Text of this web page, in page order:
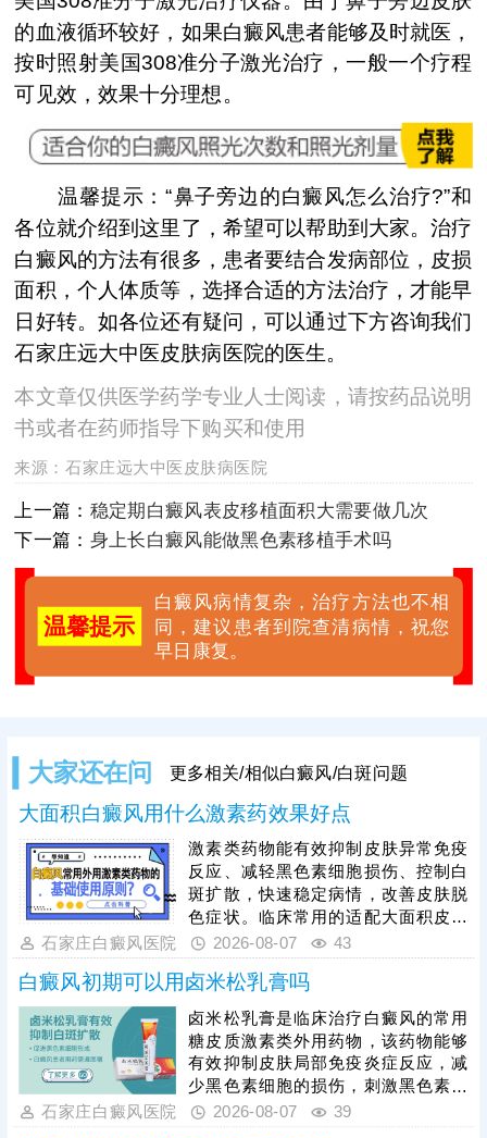
的血液循环较好，如果白癜风患者能够及时就医，
按时照射美国308准分子激光治疗，一般一个疗程
可见效，效果十分理想。
温馨提示：“鼻子旁边的白癜风怎么治疗?”和
各位就介绍到这里了，希望可以帮助到大家。治疗
白癜风的方法有很多，患者要结合发病部位，皮损
面积，个人体质等，选择合适的方法治疗，才能早
日好转。如各位还有疑问，可以通过下方咨询我们
石家庄远大中医皮肤病医院的医生。
本文章仅供医学药学专业人士阅读，请按药品说明
书或者在药师指导下购买和使用
来源：石家庄远大中医皮肤病医院
上一篇： 稳定期白癜风表皮移植面积大需要做几次
下一篇： 身上长白癜风能做黑色素移植手术吗
温馨提示
白癜风病情复杂，治疗方法也不相
同，建议患者到院查清病情，祝您
早日康复。
大家还在问 更多相关/相似白癜风/白斑问题
大面积白癜风用什么激素药效果好点
激素类药物能有效抑制皮肤异常免疫
反应、减轻黑色素细胞损伤、控制白
斑扩散，快速稳定病情，改善皮肤脱
色症状。临床常用的适配大面积皮损
的激素药物，需根据患者年龄、皮损
部位、病情轻重针对性选择，具体用
药种类、剂量、使用周期均需严格遵
从医嘱。患者严禁自行选购、增减药
量，盲目用药易引发皮肤萎缩、毛细
血管扩张、色素异常、激素依赖等副
作用，损害皮肤健康。单纯使用激素
药物治疗大面积白癜风效果有限，联
合311窄谱uvb照射综合方案，能有效
石家庄白癜风医院 2026-08-07 43
白癜风初期可以用卤米松乳膏吗
卤米松乳膏是临床治疗白癜风的常用
糖皮质激素类外用药物，该药物能够
有效抑制皮肤局部免疫炎症反应，减
少黑色素细胞的损伤，刺激黑色素再
生，可有效控制白斑扩散、淡化皮
石家庄白癜风医院 2026-08-07 39